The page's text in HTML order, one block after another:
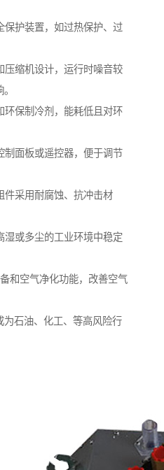
保护装置，如过热保护、过
压缩机设计，运行时噪音较
环保制冷剂，能耗低且对环
制面板或遥控器，便于调节
件采用耐腐蚀、抗冲击材
湿或多尘的工业环境中稳定
和空气净化功能，改善空气
石油、化工、等高风险行